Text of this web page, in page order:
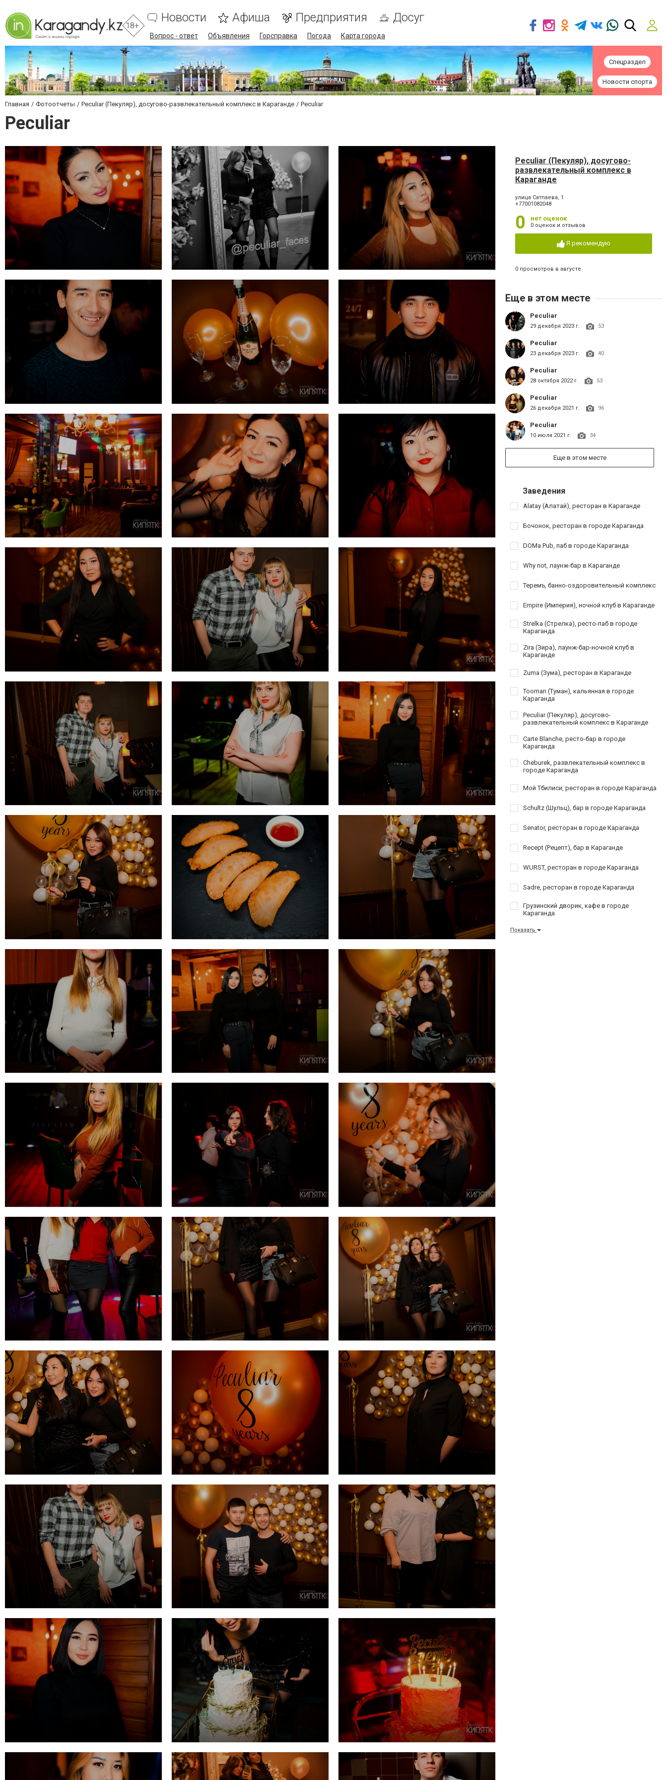
18+
Новости Афиша Предприятия Досуг
Вопрос - ответ Объявления Горсправка Погода Карта города
Спецраздел
Новости спорта
Главная Фотоотчеты Peculiar (Пекуляр), досугово-развлекательный комплекс в Караганде Peculiar
Peculiar
Peculiar (Пекуляр), досугово-
развлекательный комплекс в
Караганде
улица Сатпаева, 1
+77001082048
0 нет оценок
0 оценок и отзывов
Я рекомендую
0 просмотров в августе
Еще в этом месте
Peculiar
29 декабря 2023 г. 53
Peculiar
23 декабря 2023 г. 40
Peculiar
28 октября 2022 г. 53
Peculiar
26 декабря 2021 г. 96
Peculiar
10 июля 2021 г. 34
Еще в этом месте
Заведения
Alatay (Алатай), ресторан в Караганде
Бочонок, ресторан в городе Караганда
DOMa Pub, паб в городе Караганда
Why not, лаунж-бар в Караганде
Теремъ, банно-оздоровительный комплекс
Empire (Империя), ночной клуб в Караганде
Strelka (Стрелка), ресто-паб в городе
Караганда
Zira (Зира), лаунж-бар-ночной клуб в
Караганде
Zuma (Зума), ресторан в Караганде
Tooman (Туман), кальянная в городе
Караганда
Peculiar (Пекуляр), досугово-
развлекательный комплекс в Караганде
Carte Blanche, ресто-бар в городе
Караганда
Cheburek, развлекательный комплекс в
городе Караганда
Мой Тбилиси, ресторан в городе Караганда
Schultz (Шульц), бар в городе Караганда
Senator, ресторан в городе Караганда
Recept (Рецепт), бар в Караганде
WURST, ресторан в городе Караганда
Sadre, ресторан в городе Караганда
Грузинский дворик, кафе в городе
Караганда
Показать